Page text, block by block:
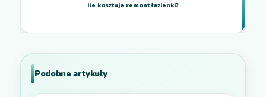
Ile kosztuje remont łazienki?
Podobne artykuły